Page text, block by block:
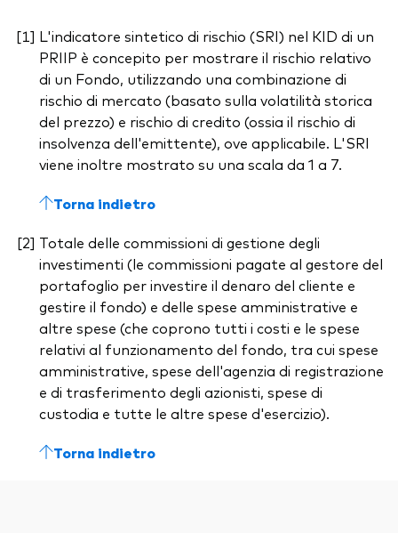
L'indicatore sintetico di rischio (SRI) nel KID di un
PRIIP è concepito per mostrare il rischio relativo
di un Fondo, utilizzando una combinazione di
rischio di mercato (basato sulla volatilità storica
del prezzo) e rischio di credito (ossia il rischio di
insolvenza dell'emittente), ove applicabile. L'SRI
viene inoltre mostrato su una scala da 1 a 7.
Torna indietro
Totale delle commissioni di gestione degli
investimenti (le commissioni pagate al gestore del
portafoglio per investire il denaro del cliente e
gestire il fondo) e delle spese amministrative e
altre spese (che coprono tutti i costi e le spese
relativi al funzionamento del fondo, tra cui spese
amministrative, spese dell'agenzia di registrazione
e di trasferimento degli azionisti, spese di
custodia e tutte le altre spese d'esercizio).
Torna indietro